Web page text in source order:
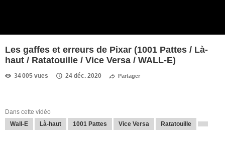
Les gaffes et erreurs de Pixar (1001 Pattes / Là-
haut / Ratatouille / Vice Versa / WALL-E)
34 005 vues 24 déc. 2020 Partager
Dans cette vidéo
Wall-E
Là-haut 1001 Pattes Vice Versa Ratatouille